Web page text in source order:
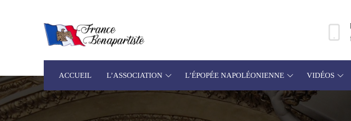
ACCUEIL L’ASSOCIATION L’ÉPOPÉE NAPOLÉONIENNE VIDÉOS